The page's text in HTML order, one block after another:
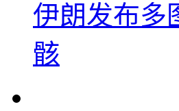
伊朗发布多
骸